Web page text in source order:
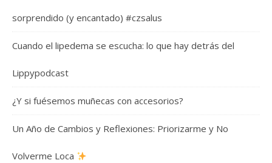
sorprendido (y encantado) #czsalus
Cuando el lipedema se escucha: lo que hay detrás del
Lippypodcast
¿Y si fuésemos muñecas con accesorios?
Un Año de Cambios y Reflexiones: Priorizarme y No
Volverme Loca